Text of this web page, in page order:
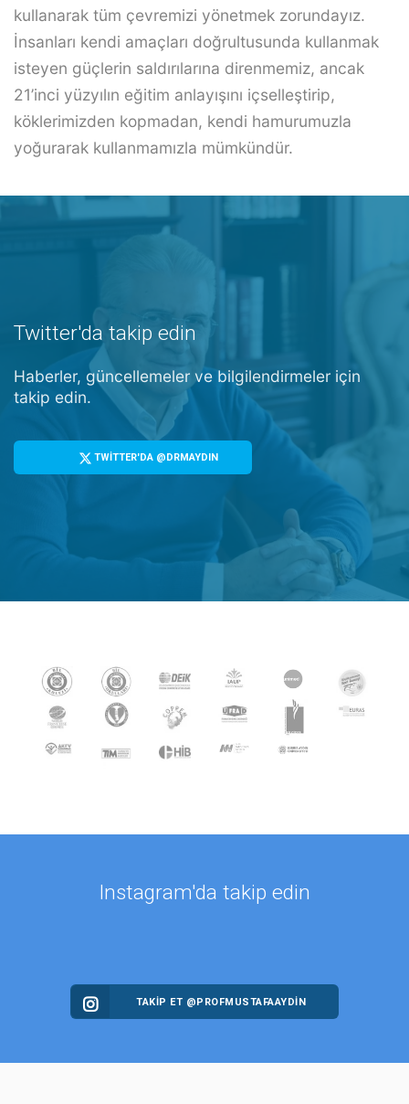
kullanarak tüm çevremizi yönetmek zorundayız.
İnsanları kendi amaçları doğrultusunda kullanmak
isteyen güçlerin saldırılarına direnmemiz, ancak
21’inci yüzyılın eğitim anlayışını içselleştirip,
köklerimizden kopmadan, kendi hamurumuzla
yoğurarak kullanmamızla mümkündür.
Twitter'da takip edin
Haberler, güncellemeler ve bilgilendirmeler için
takip edin.
TWİTTER'DA @DRMAYDIN
Instagram'da takip edin
TAKİP ET @PROFMUSTAFAAYDIN